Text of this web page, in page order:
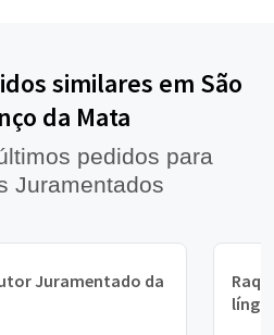
similares em São
da Mata
pedidos para
Juramentados
Juramentado da